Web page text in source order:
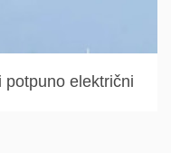
potpuno električni